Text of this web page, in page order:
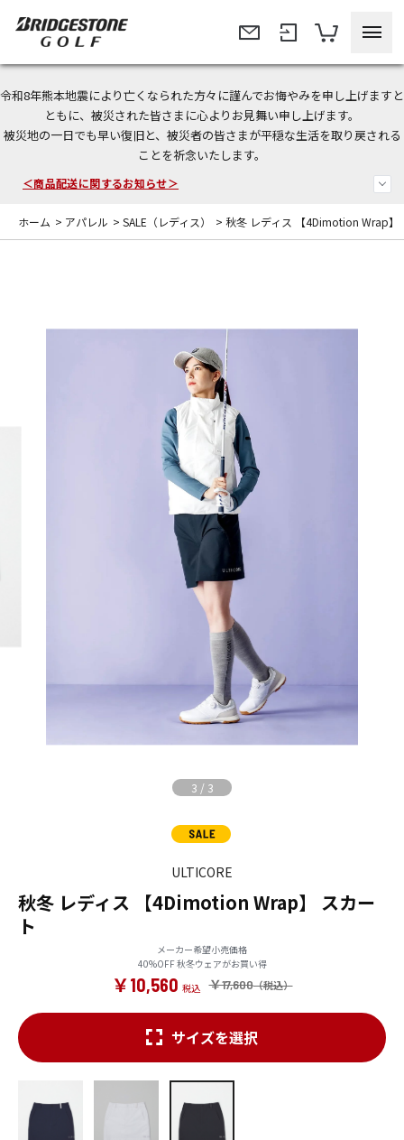
令和8年熊本地震により亡くなられた方々に謹んでお悔やみを申し上げますと
ともに、被災された皆さまに心よりお見舞い申し上げます。
被災地の一日でも早い復旧と、被災者の皆さまが平穏な生活を取り戻される
ことを祈念いたします。
今なら新規会員登録で1,000円OFFクーポンプレゼント！
＜商品配送に関するお知らせ＞
＜夏季休暇中のご注文・発送・お問い合わせ＞
ホーム > アパレル > SALE（レディス） > 秋冬 レディス 【4Dimotion Wrap】
3 / 3
ULTICORE
秋冬 レディス 【4Dimotion Wrap】 スカー
ト
メーカー希望小売価格
40%OFF 秋冬ウェアがお買い得
￥17,600
￥10,560
サイズを選択